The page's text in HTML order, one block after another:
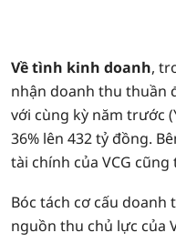
Về tình kinh doanh,
nhận doanh thu thuần
với cùng kỳ năm trước
36% lên 432 tỷ đồng.
tài chính của VCG
Bóc tách cơ cấu doanh
nguồn thu chủ lực của